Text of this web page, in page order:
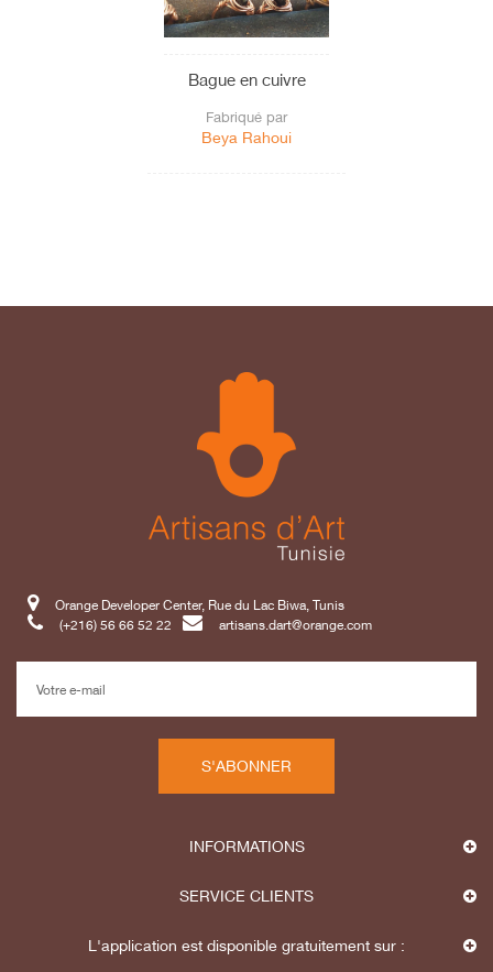
Bague en cuivre
Fabriqué par
Beya Rahoui
Orange Developer Center, Rue du Lac Biwa, Tunis
(+216) 56 66 52 22
artisans.dart@orange.com
S'ABONNER
INFORMATIONS
SERVICE CLIENTS
L'application est disponible gratuitement sur :